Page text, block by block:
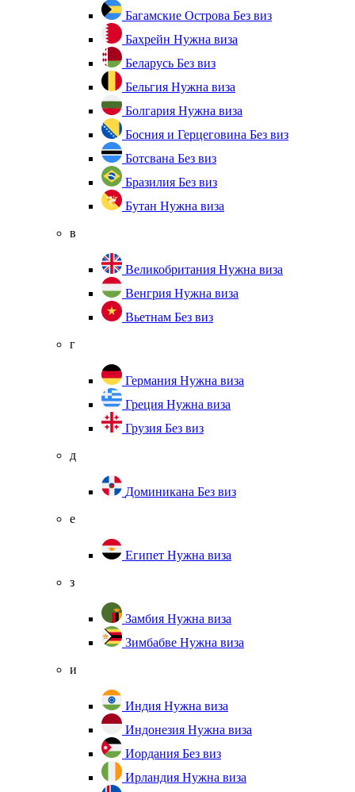
Багамские Острова Без виз
Бахрейн Нужна виза
Беларусь Без виз
Бельгия Нужна виза
Болгария Нужна виза
Босния и Герцеговина Без виз
Ботсвана Без виз
Бразилия Без виз
Бутан Нужна виза
в
Великобритания Нужна виза
Венгрия Нужна виза
Вьетнам Без виз
г
Германия Нужна виза
Греция Нужна виза
Грузия Без виз
д
Доминикана Без виз
е
Египет Нужна виза
з
Замбия Нужна виза
Зимбабве Нужна виза
и
Индия Нужна виза
Индонезия Нужна виза
Иордания Без виз
Ирландия Нужна виза